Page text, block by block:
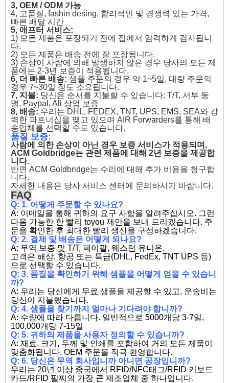
3, OEM / ODM 가능
4, 고품질, fashin desing, 합리적인 및 경쟁력 있는 가격,
빠른 배달 시간
5, 애프터 서비스:
1) 모든 제품은 포장되기 전에 집에서 엄격하게 검사됩니
다.
2) 모든 제품은 배송 전에 잘 포장됩니다.
3) 손상이 사람에 의해 발생하지 않은 경우 당사의 모든 제
품에는 2-3년 보증이 적용됩니다.
6, 더 빠른 배송: 샘플 주문의 경우 약 1~5일, 대량 주문의
경우 7~30일 정도 소요됩니다.
7, 지불: 당신은 순서를 지불할 수 있습니다: T/T, 서부 동
맹, Paypal, Ali 상업 보증
8, 배송: 우리는 DHL, FEDEX, TNT, UPS, EMS, SEA와 강
력한 파트너십을 맺고 있으며 AIR Forwarders를 통해 배
송업체를 선택할 수도 있습니다.
품질 보증:
사람에 의한 손상이 아닌 경우 보증 서비스가 적용되며,
ACM Goldbridge는 관련 제품에 대해 2년 보증을 제공합
니다.
반면 ACM Goldbridge는 수리에 대해 추가 비용을 청구합
니다.
자세한 내용은 당사 서비스 센터에 문의하시기 바랍니다.
FAQ
Q: 1. 어떻게 주문할 수 있나요?
A: 이메일을 통해 귀하의 요구 사항을 알려주십시오. 그런
다음 가능한 한 빨리 toyou 제안을 보내 드리겠습니다. 주
문을 확인한 후 최대한 빨리 생산을 구성하겠습니다.
Q: 2. 결제 및 배송은 어떻게 되나요?
A: 무역 보증 및 T/T, 페이팔, 웨스턴 유니온.
고객은 해상, 항공 또는 특급(DHL, FedEx, TNT UPS 등)
으로 선택할 수 있습니다.
Q: 3. 품질을 확인하기 위해 샘플을 어떻게 얻을 수 있습니
까?
A: 우리는 당신에게 무료 샘플을 제공할 수 있고, 운송비는
당신이 지불했습니다.
Q: 4. 샘플을 찾기까지 얼마나 기다려야 합니까?
A: 수량에 따라 다릅니다. 일반적으로 5000개당 3-7일,
100,000개당 7-15일
Q: 5. 귀하의 제품을 사용자 정의할 수 있습니까?
A: 재료, 크기, 두께 및 인쇄를 포함하여 거의 모든 제품이
맞춤화됩니다. OEM 주문을 적극 환영합니다.
Q: 6. 당신은 무역 회사입니까 아니면 공장입니까?
우리는 20년 이상 중국에서 RFID/NFC태그/RFID 키보드
카드/RFID 팔찌의 가장 큰 제조업체 중 하나입니다.